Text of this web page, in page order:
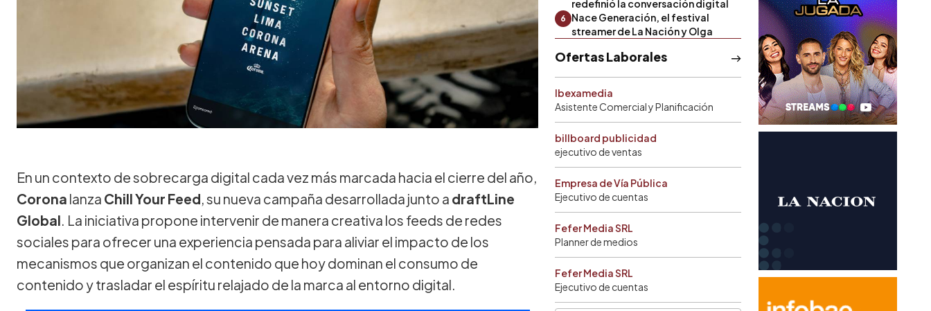
En un contexto de sobrecarga digital cada vez más marcada hacia el cierre del año,
Corona lanza Chill Your Feed, su nueva campaña desarrollada junto a draftLine
Global. La iniciativa propone intervenir de manera creativa los feeds de redes
sociales para ofrecer una experiencia pensada para aliviar el impacto de los
mecanismos que organizan el contenido que hoy dominan el consumo de
contenido y trasladar el espíritu relajado de la marca al entorno digital.
redefinió la conversación digital
6
Nace Generación, el festival
streamer de La Nación y Olga
Ofertas Laborales
Ibexamedia
Asistente Comercial y Planificación
billboard publicidad
ejecutivo de ventas
Empresa de Vía Pública
Ejecutivo de cuentas
Fefer Media SRL
Planner de medios
Fefer Media SRL
Ejecutivo de cuentas